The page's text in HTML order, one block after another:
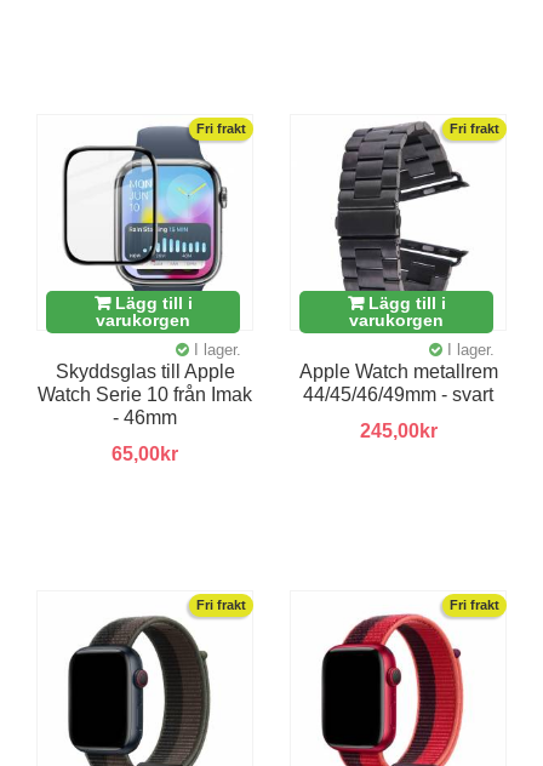
Fri frakt
Lägg till i
varukorgen
I lager.
Skyddsglas till Apple
Watch Serie 10 från Imak
- 46mm
65,00kr
Fri frakt
Lägg till i
varukorgen
I lager.
Apple Watch metallrem
44/45/46/49mm - svart
245,00kr
Fri frakt Fri frakt